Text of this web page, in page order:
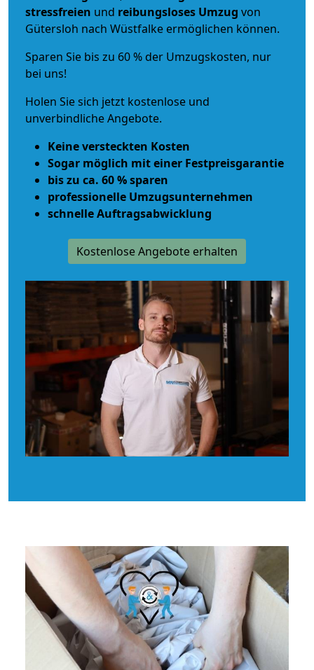
stressfreien und reibungsloses Umzug von
Gütersloh nach Wüstfalke ermöglichen können.
Sparen Sie bis zu 60 % der Umzugskosten, nur
bei uns!
Holen Sie sich jetzt kostenlose und
unverbindliche Angebote.
Keine versteckten Kosten
Sogar möglich mit einer Festpreisgarantie
bis zu ca. 60 % sparen
professionelle Umzugsunternehmen
schnelle Auftragsabwicklung
Kostenlose Angebote erhalten